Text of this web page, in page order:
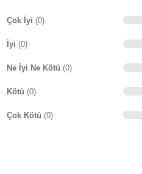
Çok İyi (0)
İyi (0)
Ne İyi Ne Kötü (0)
Kötü (0)
Çok Kötü (0)